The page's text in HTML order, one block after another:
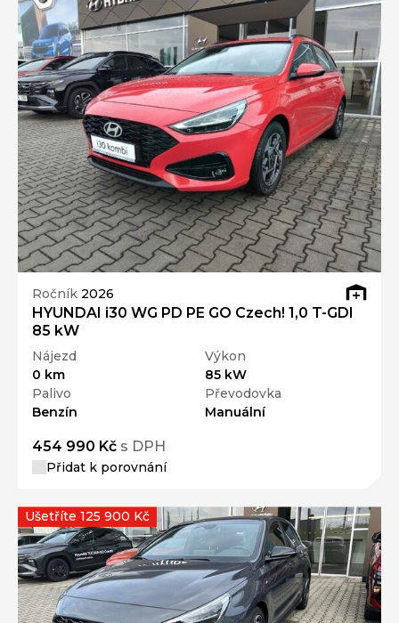
Ročník 2026
HYUNDAI i30 WG PD PE GO Czech! 1,0 T-GDI
85 kW
Nájezd
0 km
Výkon
85 kW
Palivo
Benzín
Převodovka
Manuální
454 990 Kč s DPH
Přidat k porovnání
Ušetříte 125 900 Kč